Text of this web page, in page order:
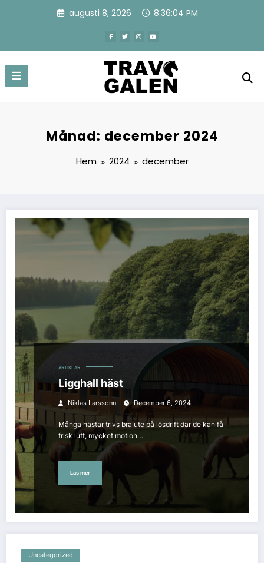
augusti 8, 2026 8:36:05 PM
Månad: december 2024
Hem 2024 december
ARTIKLAR
Ligghall häst
Niklas Larssonn December 6, 2024
Många hästar trivs bra ute på lösdrift där de kan få
frisk luft, mycket motion…
Läs mer
Uncategorized